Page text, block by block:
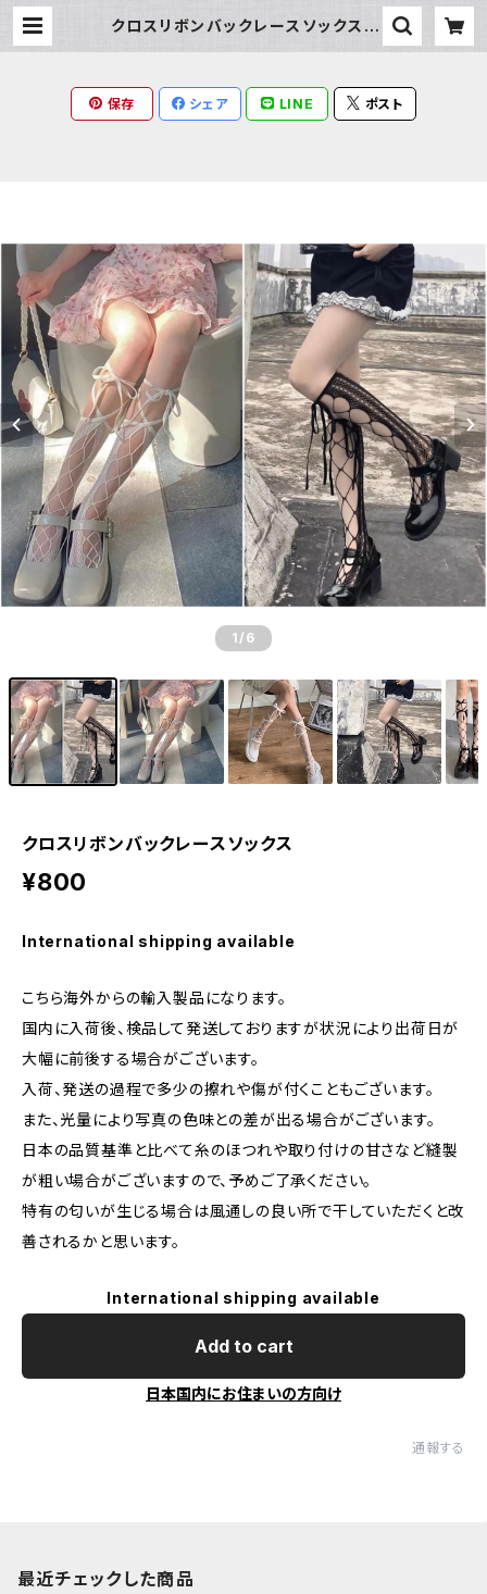
クロスリボンバックレースソックス |
保存 シェア LINE ポスト
1 /6
クロスリボンバックレースソックス
¥800
International shipping available
こちら海外からの輸入製品になります。
国内に入荷後、検品して発送しておりますが状況により出荷日が
大幅に前後する場合がございます。
入荷、発送の過程で多少の擦れや傷が付くこともございます。
また、光量により写真の色味との差が出る場合がございます。
日本の品質基準と比べて糸のほつれや取り付けの甘さなど縫製
が粗い場合がございますので、予めご了承ください。
特有の匂いが生じる場合は風通しの良い所で干していただくと改
善されるかと思います。
International shipping available
Add to cart
日本国内にお住まいの方向け
通報する
最近チェックした商品